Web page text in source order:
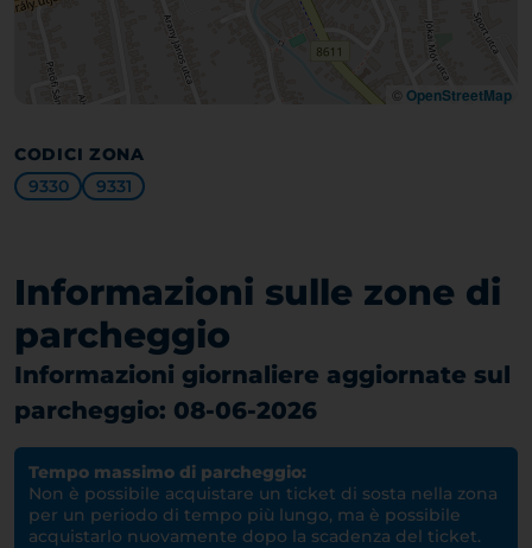
© OpenStreetMap
CODICI ZONA
9330
9331
Informazioni sulle zone di
parcheggio
Informazioni giornaliere aggiornate sul
parcheggio: 08-06-2026
Tempo massimo di parcheggio:
Non è possibile acquistare un ticket di sosta nella zona
per un periodo di tempo più lungo, ma è possibile
acquistarlo nuovamente dopo la scadenza del ticket.